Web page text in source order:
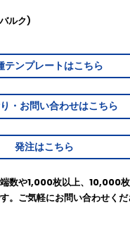
ルク)
テンプレートはこちら
・お問い合わせはこちら
発注はこちら
数や1,000枚以上、10,000
。ご気軽にお問い合わせくだ